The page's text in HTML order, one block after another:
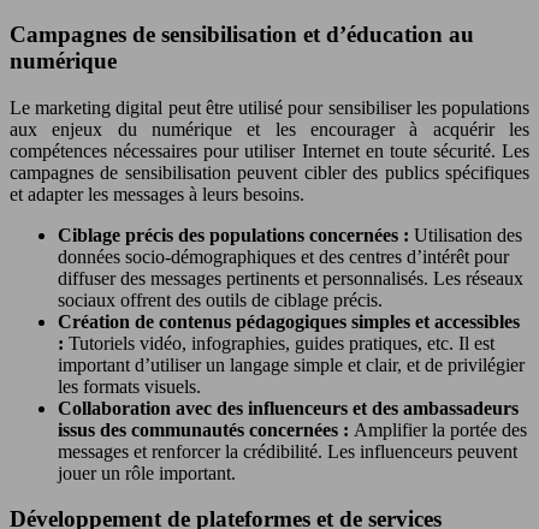
Campagnes de sensibilisation et d’éducation au
numérique
Le marketing digital peut être utilisé pour sensibiliser les populations
aux enjeux du numérique et les encourager à acquérir les
compétences nécessaires pour utiliser Internet en toute sécurité. Les
campagnes de sensibilisation peuvent cibler des publics spécifiques
et adapter les messages à leurs besoins.
Ciblage précis des populations concernées : Utilisation des
données socio-démographiques et des centres d’intérêt pour
diffuser des messages pertinents et personnalisés. Les réseaux
sociaux offrent des outils de ciblage précis.
Création de contenus pédagogiques simples et accessibles
: Tutoriels vidéo, infographies, guides pratiques, etc. Il est
important d’utiliser un langage simple et clair, et de privilégier
les formats visuels.
Collaboration avec des influenceurs et des ambassadeurs
issus des communautés concernées : Amplifier la portée des
messages et renforcer la crédibilité. Les influenceurs peuvent
jouer un rôle important.
Développement de plateformes et de services